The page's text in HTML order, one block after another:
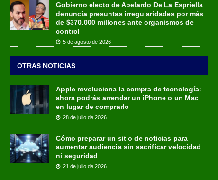
Gobierno electo de Abelardo De La Espriella
denuncia presuntas irregularidades por más
de $370.000 millones ante organismos de
control
5 de agosto de 2026
OTRAS NOTICIAS
Apple revoluciona la compra de tecnología:
ahora podrás arrendar un iPhone o un Mac
en lugar de comprarlo
28 de julio de 2026
Cómo preparar un sitio de noticias para
aumentar audiencia sin sacrificar velocidad
ni seguridad
21 de julio de 2026